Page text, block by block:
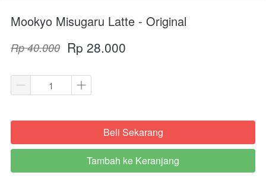
Mookyo Misugaru Latte - Original
Rp 40.000 Rp 28.000
`Beli Sekarang
`
Tambah ke Keranjang